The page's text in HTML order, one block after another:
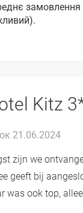
замовлення
Kitz
21.06.2024
zijn we
geeft bij
was ook top,